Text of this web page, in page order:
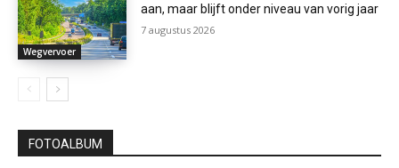
Wegvervoer
aan, maar blijft onder niveau van vorig jaar
7 augustus 2026
FOTOALBUM